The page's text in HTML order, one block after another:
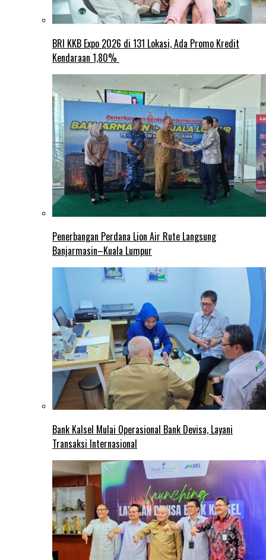
BRI KKB Expo 2026 di 131 Lokasi, Ada Promo Kredit
Kendaraan 1,80%
Penerbangan Perdana Lion Air Rute Langsung
Banjarmasin–Kuala Lumpur
Bank Kalsel Mulai Operasional Bank Devisa, Layani
Transaksi Internasional